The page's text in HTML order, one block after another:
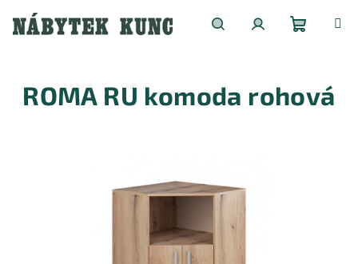
obsah
košík
ROMA RU komoda rohová